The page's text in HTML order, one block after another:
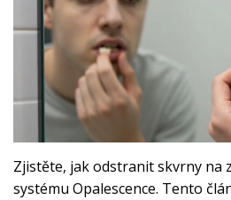
Zjistěte, jak odstranit skvrny na
systému Opalescence. Tento